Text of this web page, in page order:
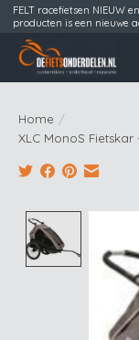
FELT racefietsen NIEUW
producten is een nieuwe
Home /
XLC MonoS